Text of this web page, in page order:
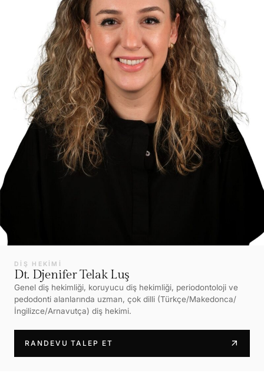
DIŞ HEKIMI
Dt. Djenifer Telak Luş
Genel diş hekimliği, koruyucu diş hekimliği, periodontoloji ve
pedodonti alanlarında uzman, çok dilli (Türkçe/Makedonca/
İngilizce/Arnavutça) diş hekimi.
RANDEVU TALEP ET arrow_outward